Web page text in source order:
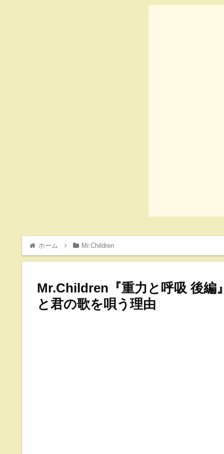
ホーム Mr.Children
Mr.Children『重力と呼吸 後編
と君の歌を唄う理由